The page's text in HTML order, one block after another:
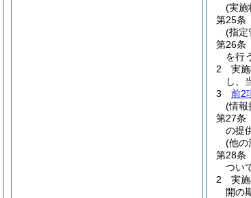
(実施
第25条
(指定
第26条
を行
2
実施
し、
3
前2
(情報
第27条
の提
(他の
第28条
つい
2
実
開の